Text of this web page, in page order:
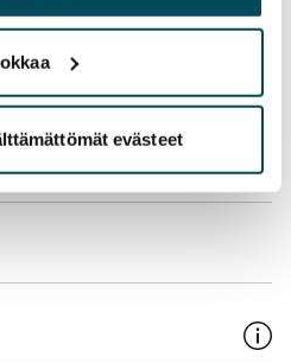
evästeet
Voit hankkia
yhteyttä